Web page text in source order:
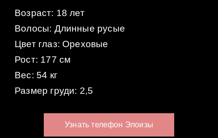
Возраст: 18 лет
Волосы: Длинные русые
Цвет глаз: Ореховые
Рост: 177 см
Вес: 54 кг
Размер груди: 2,5
Узнать телефон Элоизы